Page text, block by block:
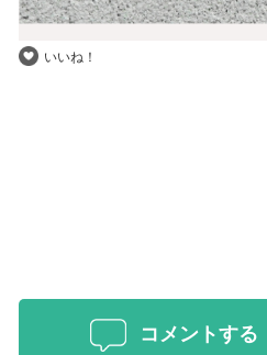
いいね！
コメントする